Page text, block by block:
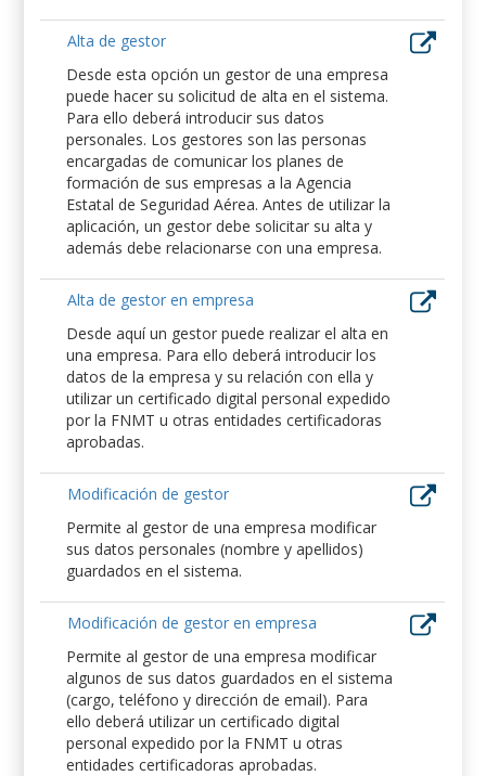
Alta de gestor
Desde esta opción un gestor de una empresa
puede hacer su solicitud de alta en el sistema.
Para ello deberá introducir sus datos
personales. Los gestores son las personas
encargadas de comunicar los planes de
formación de sus empresas a la Agencia
Estatal de Seguridad Aérea. Antes de utilizar la
aplicación, un gestor debe solicitar su alta y
además debe relacionarse con una empresa.
Alta de gestor en empresa
Desde aquí un gestor puede realizar el alta en
una empresa. Para ello deberá introducir los
datos de la empresa y su relación con ella y
utilizar un certificado digital personal expedido
por la FNMT u otras entidades certificadoras
aprobadas.
Modificación de gestor
Permite al gestor de una empresa modificar
sus datos personales (nombre y apellidos)
guardados en el sistema.
Modificación de gestor en empresa
Permite al gestor de una empresa modificar
algunos de sus datos guardados en el sistema
(cargo, teléfono y dirección de email). Para
ello deberá utilizar un certificado digital
personal expedido por la FNMT u otras
entidades certificadoras aprobadas.